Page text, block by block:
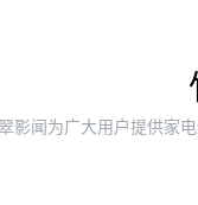
影闻为广大用户提供家